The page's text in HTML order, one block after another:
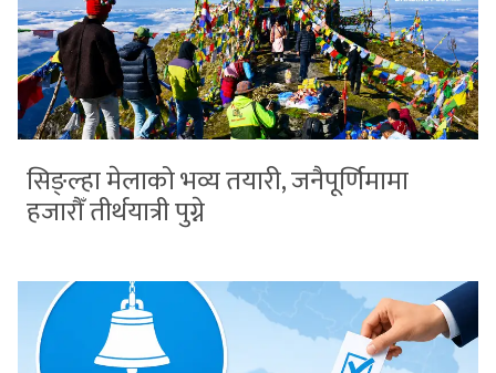
सिङ्ल्हा मेलाको भव्य तयारी, जनैपूर्णिमामा
हजारौँ तीर्थयात्री पुग्ने